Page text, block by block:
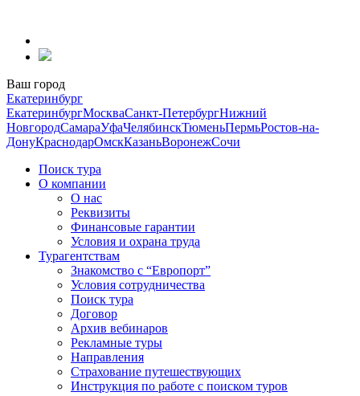
содержанию
Ваш город
Екатеринбург
ЕкатеринбургМоскваСанкт-ПетербургНижний
НовгородСамараУфаЧелябинскТюменьПермьРостов-на-
ДонуКраснодарОмскКазаньВоронежСочи
Поиск тура
О компании
О нас
Реквизиты
Финансовые гарантии
Условия и охрана труда
Турагентствам
Знакомство с “Европорт”
Условия сотрудничества
Поиск тура
Договор
Архив вебинаров
Рекламные туры
Направления
Страхование путешествующих
Инструкция по работе с поиском туров